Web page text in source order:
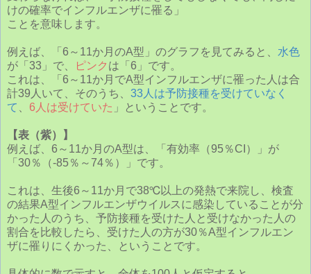
けの確率でインフルエンザに罹る」
ことを意味します。
例えば、「6～11か月のA型」のグラフを見てみると、 水色
が「33」で、
ピンク は「6」です。
これは、「6～11か月でA型インフルエンザに罹った人は合
計39人いて、そのうち、 33人は予防接種を受けていなく
て
6人は受けていた 」ということです。
【表（紫）】
例えば、6～11か月のA型は、「有効率（95％CI）」が
「30％（-85％～74％）」です。
これは、生後6～11か月で38℃以上の発熱で来院し、検査
の結果A型インフルエンザウイルスに感染していることが分
かった人のうち、予防接種を受けた人と受けなかった人の
割合を比較したら、受けた人の方が30％A型インフルエン
ザに罹りにくかった、ということです。